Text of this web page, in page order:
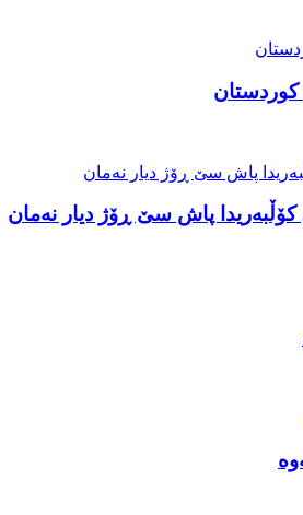
کۆڵبەریدا پاش سێ ڕۆژ دیار نەمان